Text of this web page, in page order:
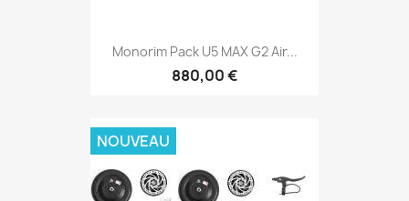
Monorim Pack U5 MAX G2 Air...
880,00 €
NOUVEAU